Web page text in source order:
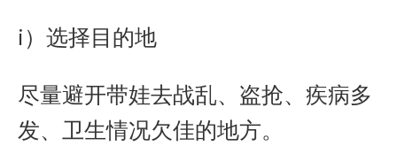
i）选择目的地
尽量避开带娃去战乱、盗抢、疾病多
发、卫生情况欠佳的地方。